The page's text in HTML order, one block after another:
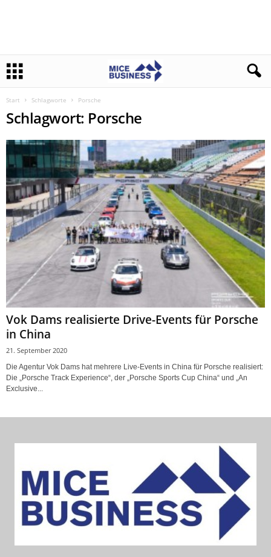
Start Schlagworte Porsche
Schlagwort: Porsche
Vok Dams realisierte Drive-Events für Porsche
in China
21. September 2020
Die Agentur Vok Dams hat mehrere Live-Events in China für Porsche realisiert:
Die „Porsche Track Experience“, der „Porsche Sports Cup China“ und „An
Exclusive...